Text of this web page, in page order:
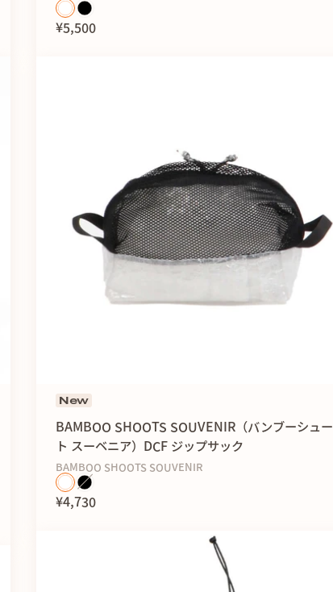
¥5,500
New
BAMBOO SHOOTS SOUVENIR（バンブーシュー
ト スーベニア）DCF ジップサック
BAMBOO SHOOTS SOUVENIR
¥4,730